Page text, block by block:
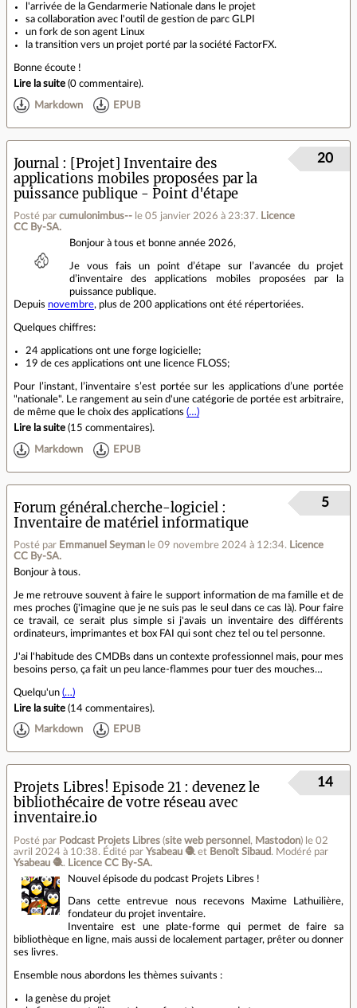
l'arrivée de la Gendarmerie Nationale dans le projet
sa collaboration avec l'outil de gestion de parc GLPI
un fork de son agent Linux
la transition vers un projet porté par la société FactorFX.
Bonne écoute !
Lire la suite (0 commentaire).
Markdown EPUB
Journal
[Projet] Inventaire des
applications mobiles proposées par la
puissance publique - Point d'étape
Posté par cumulonimbus-- le 05 janvier 2026 à 23:37. Licence
CC By‑SA.
20
Bonjour à tous et bonne année 2026,
Je vous fais un point d’étape sur l’avancée du projet
d’inventaire des applications mobiles proposées par la
puissance publique.
Depuis novembre, plus de 200 applications ont été répertoriées.
Quelques chiffres:
24 applications ont une forge logicielle;
19 de ces applications ont une licence FLOSS;
Pour l’instant, l’inventaire s’est portée sur les applications d’une portée
"nationale". Le rangement au sein d'une catégorie de portée est arbitraire,
de même que le choix des applications (…)
Lire la suite (15 commentaires).
Markdown EPUB
Forum général.cherche-logiciel
Inventaire de matériel informatique
Posté par Emmanuel Seyman le 09 novembre 2024 à 12:34. Licence
CC By‑SA.
5
Bonjour à tous.
Je me retrouve souvent à faire le support information de ma famille et de
mes proches (j'imagine que je ne suis pas le seul dans ce cas là). Pour faire
ce travail, ce serait plus simple si j'avais un inventaire des différents
ordinateurs, imprimantes et box FAI qui sont chez tel ou tel personne.
J'ai l'habitude des CMDBs dans un contexte professionnel mais, pour mes
besoins perso, ça fait un peu lance-flammes pour tuer des mouches…
Quelqu'un (…)
Lire la suite (14 commentaires).
Markdown EPUB
Projets Libres! Episode 21 : devenez le
bibliothécaire de votre réseau avec
inventaire.io
Posté par Podcast Projets Libres (site web personnel , Mastodon) le 02
avril 2024 à 10:38. Édité par Ysabeau 🧶 et Benoît Sibaud. Modéré par
Ysabeau 🧶. Licence CC By‑SA.
14
Nouvel épisode du podcast Projets Libres !
Dans cette entrevue nous recevons Maxime Lathuilière,
fondateur du projet inventaire.
Inventaire est une plate-forme qui permet de faire sa
bibliothèque en ligne, mais aussi de localement partager, prêter ou donner
ses livres.
Ensemble nous abordons les thèmes suivants :
la genèse du projet